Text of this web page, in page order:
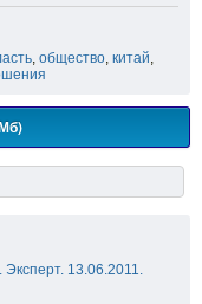
, общество, китай,
13.06.2011.